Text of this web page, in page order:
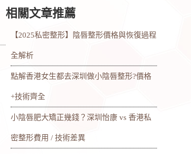
相關文章推薦
【2025私密整形】陰唇整形價格與恢復過程
全解析
點解香港女生都去深圳做小陰唇整形?價格
+技術齊全
小陰唇肥大矯正幾錢？深圳怡康 vs 香港私
密整形費用 / 技術差異